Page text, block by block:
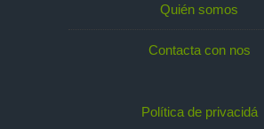
Quién somos
Contacta con nos
Política de privacidá